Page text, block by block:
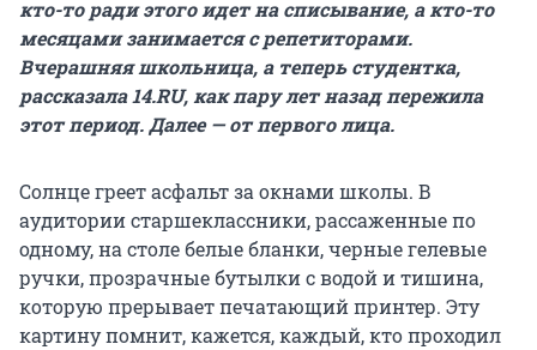
кто-то ради этого идет на списывание, а кто-то
месяцами занимается с репетиторами.
Вчерашняя школьница, а теперь студентка,
рассказала 14.RU, как пару лет назад пережила
этот период. Далее — от первого лица.
Солнце греет асфальт за окнами школы. В
аудитории старшеклассники, рассаженные по
одному, на столе белые бланки, черные гелевые
ручки, прозрачные бутылки с водой и тишина,
которую прерывает печатающий принтер. Эту
картину помнит, кажется, каждый, кто проходил